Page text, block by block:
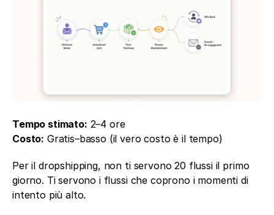
Tempo stimato: 2–4 ore
Costo: Gratis–basso (il vero costo è il tempo)
Per il dropshipping, non ti servono 20 flussi il primo
giorno. Ti servono i flussi che coprono i momenti di
intento più alto.